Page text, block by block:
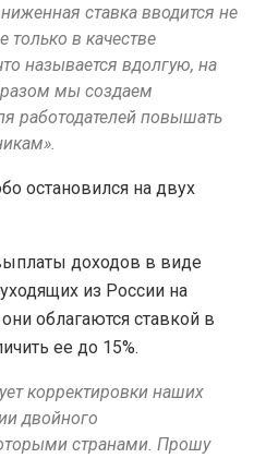
ставка вводится не
только в качестве
называется вдолгую, на
мы создаем
работодателей повышать
остановился на двух
доходов в виде
из России на
облагаются ставкой в
ее до 15%.
корректировки наших
двойного
странами. Прошу